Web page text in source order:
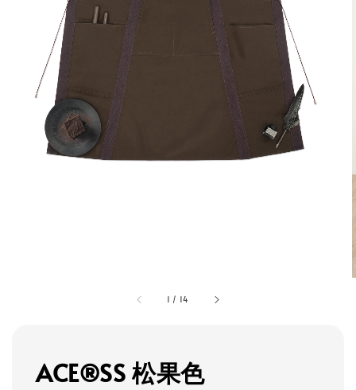
1 / 14
ACE®SS 松果色